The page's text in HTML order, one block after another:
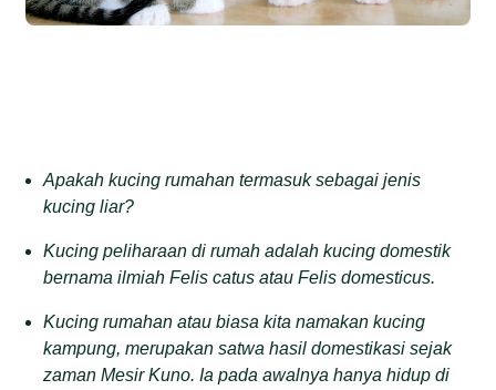
Apakah kucing rumahan termasuk sebagaijenis
kucing liar?
Kucing peliharaan di rumah adalahkucing domestik
bernama ilmiah Felis catus atau Felis domesticus.
Kucing rumahanatau biasa kita namakan kucing
kampung,merupakan satwa hasil domestikasi sejak
zaman MesirKuno. Ia pada awalnya hanya hidup di